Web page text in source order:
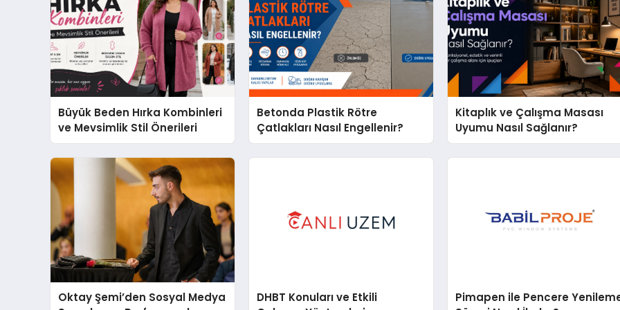
Büyük Beden Hırka Kombinleri
ve Mevsimlik Stil Önerileri
Betonda Plastik Rötre
Çatlakları Nasıl Engellenir?
Kitaplık ve Çalışma Masası
Uyumu Nasıl Sağlanır?
Oktay Şemi’den Sosyal Medya
DHBT Konuları ve Etkili
Pimapen ile Pencere